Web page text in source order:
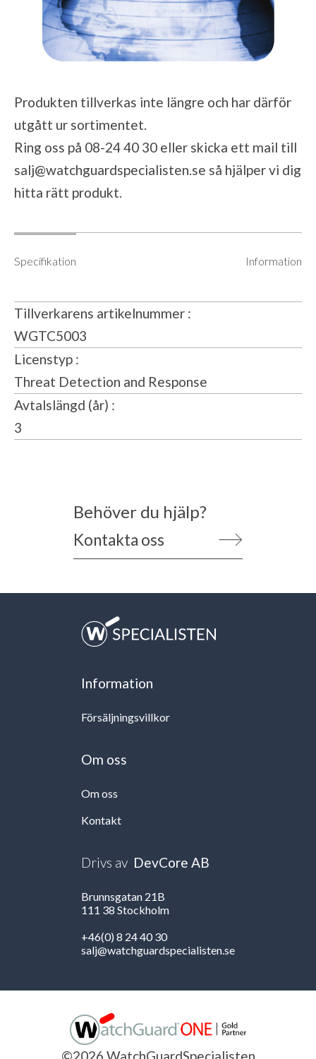
Produkten tillverkas inte längre och har därför
utgått ur sortimentet.
Ring oss på 08-24 40 30 eller skicka ett mail till
salj@watchguardspecialisten.se så hjälper vi dig
hitta rätt produkt.
Specifikation Information
Tillverkarens artikelnummer
WGTC5003
Licenstyp
Threat Detection and Response
Avtalslängd (år)
3
Behöver du hjälp?
Kontakta oss
Information
Försäljningsvillkor
Om oss
Om oss
Kontakt
Drivs av DevCore AB
Brunnsgatan 21B
111 38 Stockholm
+46(0) 8 24 40 30
salj@watchguardspecialisten.se